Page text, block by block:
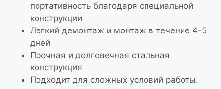
портативность благодаря специальной
конструкции
Легкий демонтаж и монтаж в течение 4-5
дней
Прочная и долговечная стальная
конструкция
Подходит для сложных условий работы.